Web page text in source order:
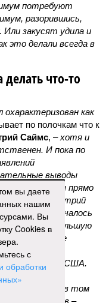
потребуют
разорившись,
закусят удила и
это делали всегда в
что-то
как
по полочкам что к
Саймс, –хотя и
И пока по
выводы
выводы прямо
говорил Дмитрий
То, что началось
переросло в большую
многие
– США.
России, в том
Среди жертв –
вы даете
нашим
Вы
Cookies в
с
обработки